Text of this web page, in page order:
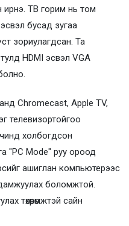
ирнэ. ТВ горим нь том
бусад зугаа
зориулагдсан. Та
HDMI эсвэл VGA
Chromecast, Apple TV,
телевизортойгоо
холбогдсон
"PC Mode" руу ороод
ашиглан компьютерээс
боломжтой.
төхөөрөмжтэй сайн